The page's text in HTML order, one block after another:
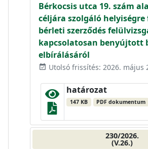
Bérkocsis utca 19. szám
céljára szolgáló
bérleti szerződés
kapcsolatosan benyújtott
elbírálásáról
event_available Utolsó frissítés: 2026. május
határozat
147 KB PDF dokumentum
230/2026.
(V.26.)